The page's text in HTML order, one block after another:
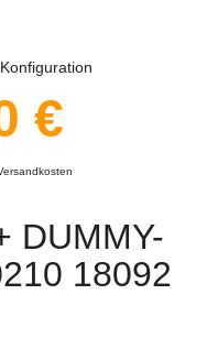
€
DUMMY-
18092